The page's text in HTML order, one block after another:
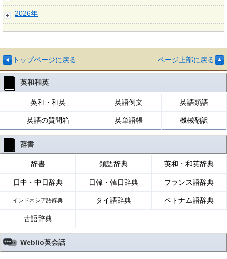
2026年
トップページに戻る ページ上部に戻る
英和和英
英和・和英 英語例文 英語類語
英語の質問箱 英単語帳 機械翻訳
辞書
辞書 類語辞典 英和・和英辞典
日中・中日辞典 日韓・韓日辞典 フランス語辞典
インドネシア語辞典 タイ語辞典 ベトナム語辞典
古語辞典
Weblio英会話